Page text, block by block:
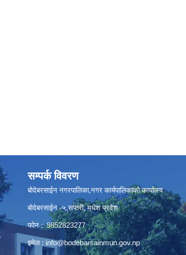
सम्पर्क विवरण
बोदेबरसाईन नगरपालिका,नगर कार्यपालिकाको कार्यालय
बोदेबरसाईन -५,सप्तरी, मधेश प्रदेश
फोन : 9852823277
इमेल : info@bodebarsainmun.gov.np